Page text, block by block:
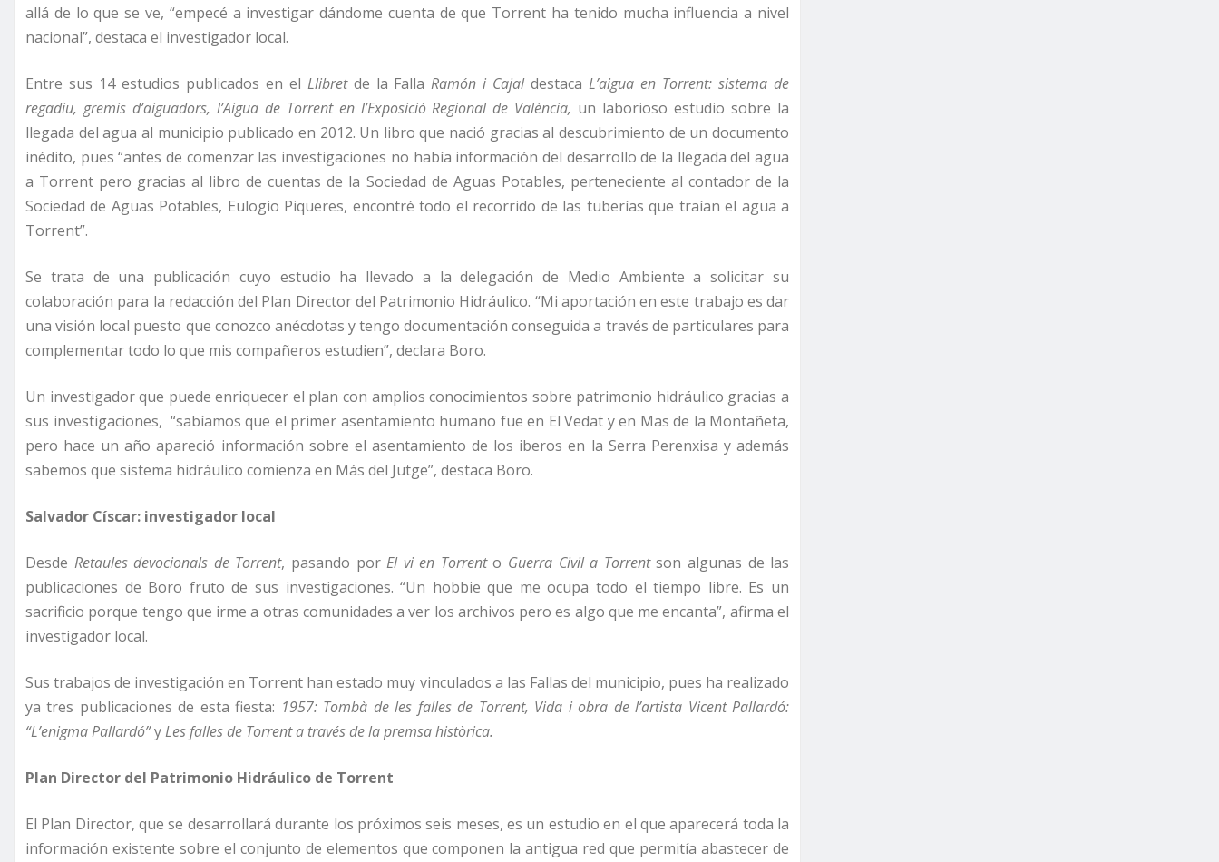
allá de lo que se ve, “empecé a investigar dándome cuenta de que Torrent ha tenido mucha influencia a nivel
nacional”, destaca el investigador local.
Entre sus 14 estudios publicados en el Llibretde la FallaRamón i CajaldestacaL’aigua en Torrent: sistema de
regadiu, gremis d’aiguadors, l’Aigua de Torrent en l’Exposició Regional de València, un laborioso estudio sobre la
llegada del agua al municipio publicado en 2012. Un libro que nació gracias al descubrimiento de un documento
inédito, pues “antes de comenzar las investigaciones no había información del desarrollo de la llegada del agua
a Torrent pero gracias al libro de cuentas de la Sociedad de Aguas Potables, perteneciente al contador de la
Sociedad de Aguas Potables, Eulogio Piqueres, encontré todo el recorrido de las tuberías que traían el agua a
Torrent”.
Se trata de una publicación cuyo estudio ha llevado a la delegación de Medio Ambiente a solicitar su
colaboración para la redacción del Plan Director del Patrimonio Hidráulico. “Mi aportación en este trabajo es dar
una visión local puesto que conozco anécdotas y tengo documentación conseguida a través de particulares para
complementar todo lo que mis compañeros estudien”, declara Boro.
Un investigador que puede enriquecer el plan con amplios conocimientos sobre patrimonio hidráulico gracias a
sus investigaciones, “sabíamos que el primer asentamiento humano fue en El Vedat y en Mas de la Montañeta,
pero hace un año apareció información sobre el asentamiento de los iberos en la Serra Perenxisa y además
sabemos que sistema hidráulico comienza en Más del Jutge”, destaca Boro.
Salvador Císcar: investigador local
Desde Retaules devocionals de Torrent, pasando porEl vi en Torrento Guerra Civil a Torrentson algunas de las
publicaciones de Boro fruto de sus investigaciones. “Un hobbie que me ocupa todo el tiempo libre. Es un
sacrificio porque tengo que irme a otras comunidades a ver los archivos pero es algo que me encanta”, afirma el
investigador local.
Sus trabajos de investigación en Torrent han estado muy vinculados a las Fallas del municipio, pues ha realizado
ya tres publicaciones de esta fiesta: 1957: Tombà de les falles de Torrent, Vida i obra de l’artista Vicent Pallardó:
“L’enigma Pallardó”yLes falles de Torrent a través de la premsa històrica.
Plan Director del Patrimonio Hidráulico de Torrent
El Plan Director, que se desarrollará durante los próximos seis meses, es un estudio en el que aparecerá toda la
información existente sobre el conjunto de elementos que componen la antigua red que permitía abastecer de